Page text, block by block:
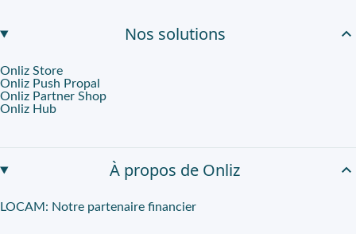
Nos solutions
Onliz Store
Onliz Push Propal
Onliz Partner Shop
Onliz Hub
À propos de Onliz
LOCAM: Notre partenaire financier